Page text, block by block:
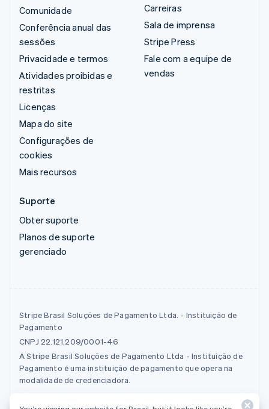
Comunidade
Conferência anual das
sessões
Privacidade e termos
Atividades proibidas e
restritas
Licenças
Mapa do site
Configurações de
cookies
Mais recursos
Carreiras
Sala de imprensa
Stripe Press
Fale com a equipe de
vendas
Suporte
Obter suporte
Planos de suporte
gerenciado
Stripe Brasil Soluções de Pagamento Ltda. - Instituição de
Pagamento
CNPJ 22.121.209/0001-46
A Stripe Brasil Soluções de Pagamento Ltda - Instituição de
Pagamento é uma instituição de pagamento que opera na
modalidade de credenciadora.